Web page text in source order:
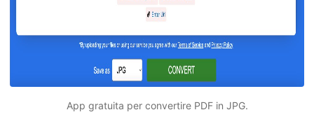
App gratuita per convertire PDF in JPG.